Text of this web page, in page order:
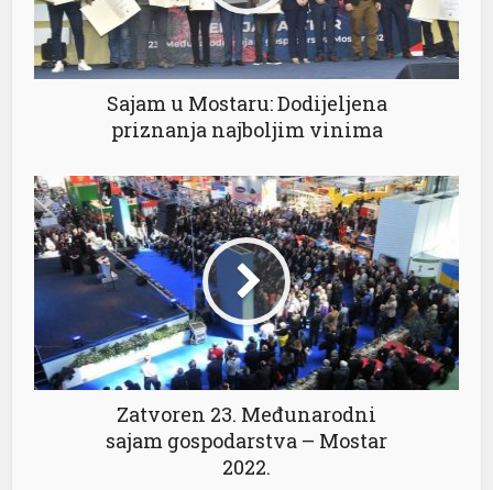
Sajam u Mostaru: Dodijeljena
priznanja najboljim vinima
Zatvoren 23. Međunarodni
sajam gospodarstva – Mostar
2022.